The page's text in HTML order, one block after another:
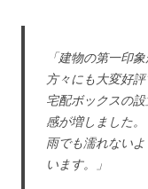
「建物の第一印
方々にも大変好評
宅配ボックスの
感が増しました。
雨でも濡れない
います。」